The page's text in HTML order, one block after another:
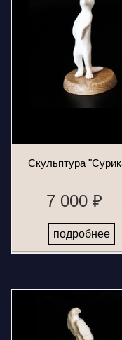
Скульптура
7 000 ₽
подробнее